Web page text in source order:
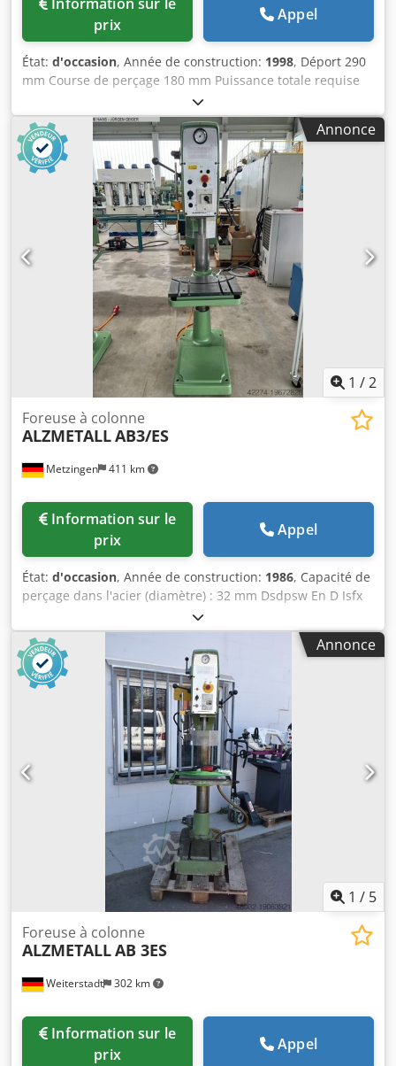
prix
Appel
État: d'occasion, Année de construction: 1998, Déport 290
mm Course de perçage 180 mm Puissance totale requise
1,9 kW Dodow D Hi Tspfx Aldewa Description à venir !
Annonce
1 /2
Metzingen 411 km
Foreuse à colonne
ALZMETALLAB3/ES
prix
Appel
État: d'occasion, Année de construction: 1986, Capacité de
perçage dans l'acier (diamètre) : 32 mm Dsdpsw En D Isfx
Aldowa Distance colonne-broche : 290 mm Course de
perçage : 180 mm Puissance totale requise : 1,9 kW
Description à venir !
Annonce
1 / 5
Weiterstadt 302 km
Foreuse à colonne
ALZMETALLAB 3ES
prix
Appel